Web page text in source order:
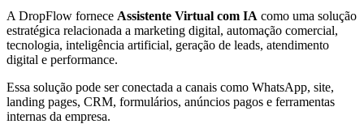
A DropFlow fornece Assistente Virtual com IA como uma solução
estratégica relacionada a marketing digital, automação comercial,
tecnologia, inteligência artificial, geração de leads, atendimento
digital e performance.
Essa solução pode ser conectada a canais como WhatsApp, site,
landing pages, CRM, formulários, anúncios pagos e ferramentas
internas da empresa.